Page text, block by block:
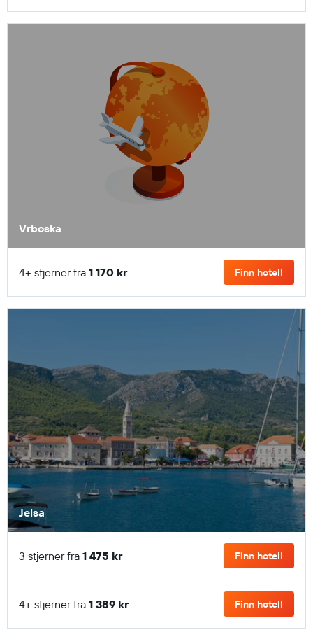
Vrboska
4+ stjerner fra 1 170 kr Finn hotell
Jelsa
3 stjerner fra 1 475 kr Finn hotell
4+ stjerner fra 1 389 kr Finn hotell